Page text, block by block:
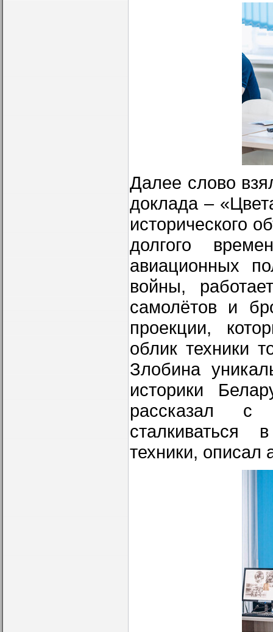
Далее слово
доклада –
исторического
долгого
авиационных
войны,
самолётов и
проекции,
облик техники
Злобина
историки
рассказал с
сталкиваться
техники, описал